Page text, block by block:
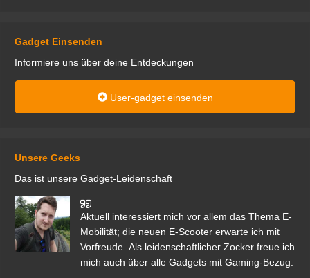
Gadget Einsenden
Informiere uns über deine Entdeckungen
User-gadget einsenden
Unsere Geeks
Das ist unsere Gadget-Leidenschaft
Aktuell interessiert mich vor allem das Thema E-
Mobilität; die neuen E-Scooter erwarte ich mit
Vorfreude. Als leidenschaftlicher Zocker freue ich
mich auch über alle Gadgets mit Gaming-Bezug.